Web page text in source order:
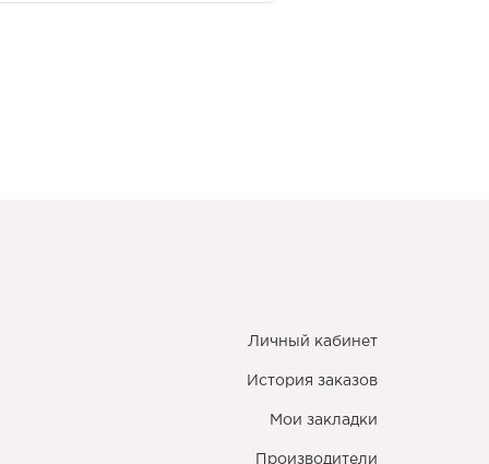
Личный кабинет
История заказов
Мои закладки
Производители